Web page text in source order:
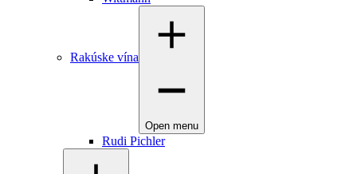
Rakúske vína
Open menu
Rudi Pichler